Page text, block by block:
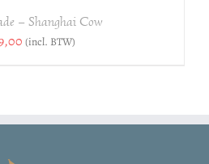
– Shanghai Cow
(incl. BTW)